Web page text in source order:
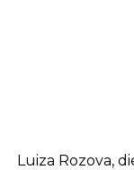
Luiza Rozova,